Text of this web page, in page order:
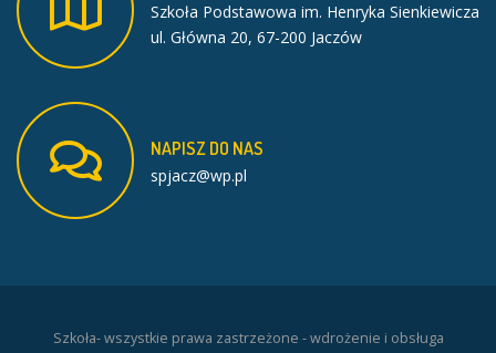
Szkoła Podstawowa im. Henryka Sienkiewicza
ul. Główna 20, 67-200 Jaczów
NAPISZDO NAS
spjacz@wp.pl
Szkoła- wszystkie prawa zastrzeżone - wdrożenie i obsługa